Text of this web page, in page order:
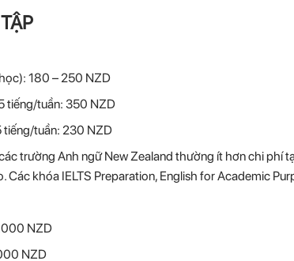
180 – 250 NZD
tiếng/tuần: 350 NZD
tiếng/tuần: 230 NZD
trường Anh ngữ New Zealand thường ít hơn chi phí
Các khóa IELTS Preparation, English for Academic
NZD
NZD